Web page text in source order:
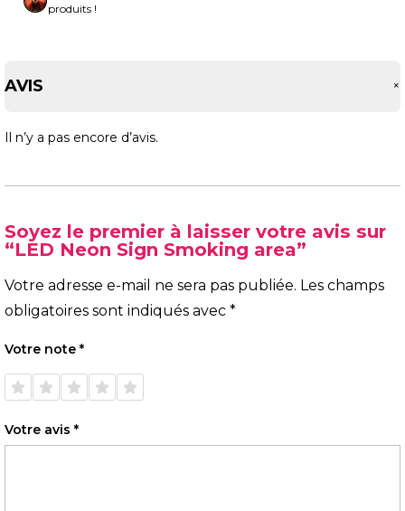
produits !
AVIS +
Il n’y a pas encore d’avis.
Soyez le premier à laisser votre avis sur
“LED Neon Sign Smoking area”
Votre adresse e-mail ne sera pas publiée. Les champs
obligatoires sont indiqués avec *
Votre note *
1 étoile
sur 5
2 étoiles
sur 5
3 étoiles
sur 5
4 étoiles
sur 5
5 étoiles
sur 5
Votre avis *